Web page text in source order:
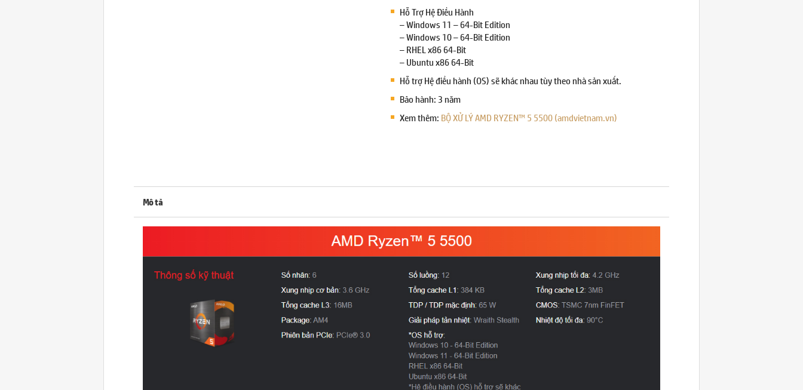
Hỗ Trợ Hệ Điều Hành
– Windows 11 – 64-Bit Edition
– Windows 10 – 64-Bit Edition
– RHEL x86 64-Bit
– Ubuntu x86 64-Bit
Hỗ trợ Hệ điều hành (OS) sẽ khác nhau tùy theo nhà sản xuất.
Bảo hành: 3 năm
Xem thêm: BỘ XỬ LÝ AMD RYZEN™ 5 5500 (amdvietnam.vn)
Mô tả